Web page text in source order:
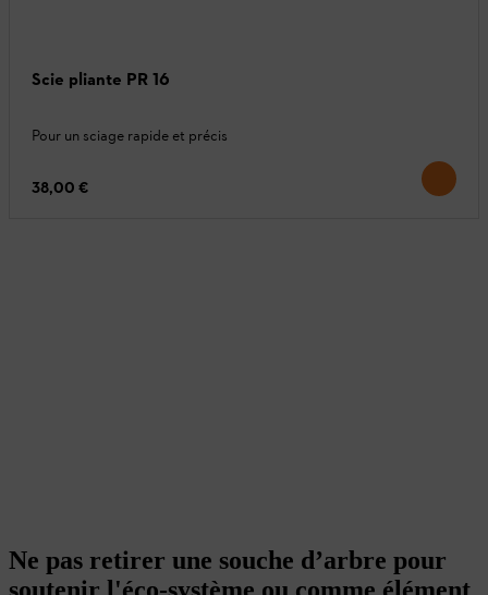
Scie pliante PR 16
Pour un sciage rapide et précis
38,00 €
Ne pas retirer une souche d’arbre pour